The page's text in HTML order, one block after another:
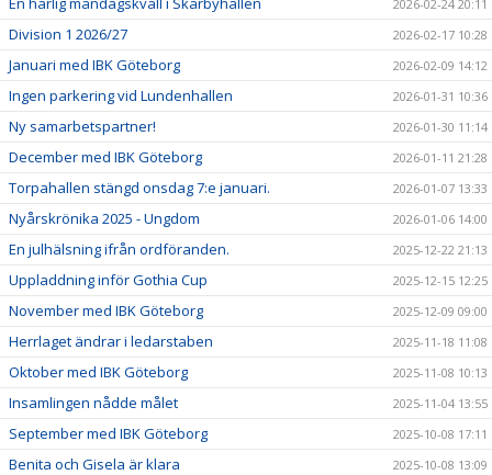
2026-02-24 20:11
Division 1 2026/27 2026-02-17 10:28
Januari med IBK Göteborg 2026-02-09 14:12
Ingen parkering vid Lundenhallen 2026-01-31 10:36
Ny samarbetspartner! 2026-01-30 11:14
December med IBK Göteborg 2026-01-11 21:28
Torpahallen stängd onsdag 7:e januari. 2026-01-07 13:33
Nyårskrönika 2025 - Ungdom 2026-01-06 14:00
En julhälsning ifrån ordföranden. 2025-12-22 21:13
Uppladdning inför Gothia Cup 2025-12-15 12:25
November med IBK Göteborg 2025-12-09 09:00
Herrlaget ändrar i ledarstaben 2025-11-18 11:08
Oktober med IBK Göteborg 2025-11-08 10:13
Insamlingen nådde målet 2025-11-04 13:55
September med IBK Göteborg 2025-10-08 17:11
Benita och Gisela är klara 2025-10-08 13:09